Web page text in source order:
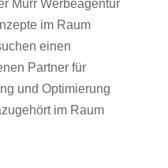
Murr Werbeagentur
im Raum
einen
Partner für
und Optimierung
im Raum